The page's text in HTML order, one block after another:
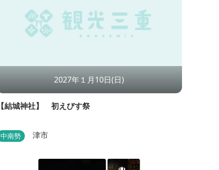
2027年１月10日(日)
【結城神社】 初えびす祭
中南勢 津市